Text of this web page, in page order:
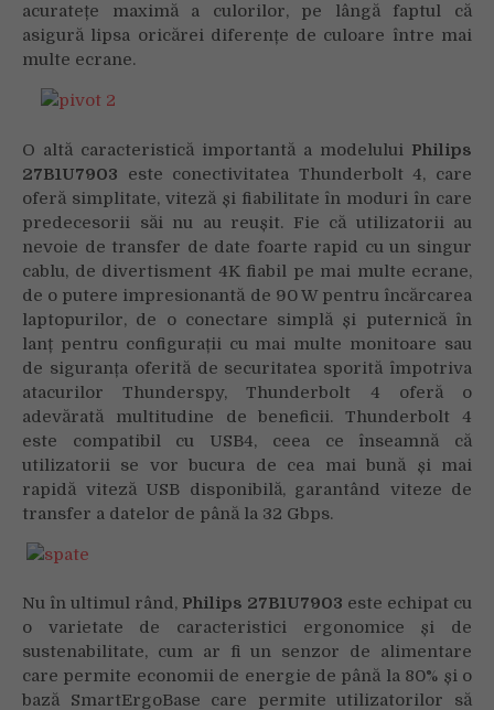
acuratețe maximă a culorilor, pe lângă faptul că
asigură lipsa oricărei diferențe de culoare între mai
multe ecrane.
O altă caracteristică importantă a modelului Philips
27B1U7903 este conectivitatea Thunderbolt 4, care
oferă simplitate, viteză și fiabilitate în moduri în care
predecesorii săi nu au reușit. Fie că utilizatorii au
nevoie de transfer de date foarte rapid cu un singur
cablu, de divertisment 4K fiabil pe mai multe ecrane,
de o putere impresionantă de 90 W pentru încărcarea
laptopurilor, de o conectare simplă și puternică în
lanț pentru configurații cu mai multe monitoare sau
de siguranța oferită de securitatea sporită împotriva
atacurilor Thunderspy, Thunderbolt 4 oferă o
adevărată multitudine de beneficii. Thunderbolt 4
este compatibil cu USB4, ceea ce înseamnă că
utilizatorii se vor bucura de cea mai bună și mai
rapidă viteză USB disponibilă, garantând viteze de
transfer a datelor de până la 32 Gbps.
Nu în ultimul rând, Philips 27B1U7903 este echipat cu
o varietate de caracteristici ergonomice și de
sustenabilitate, cum ar fi un senzor de alimentare
care permite economii de energie de până la 80% și o
bază SmartErgoBase care permite utilizatorilor să